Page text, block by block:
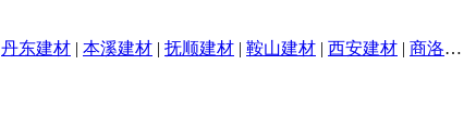
丹东建材 | 本溪建材 | 抚顺建材 | 鞍山建材 | 西安建材 | 商洛建材